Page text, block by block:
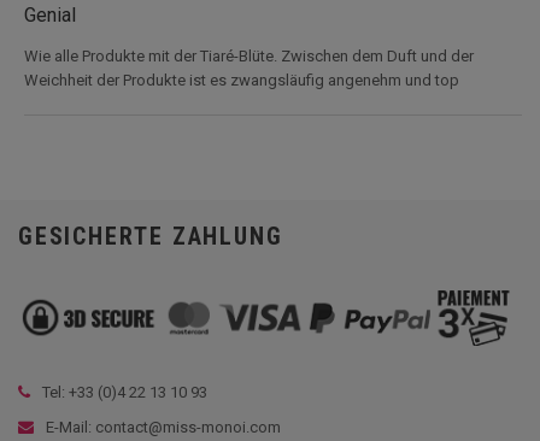
Genial
Wie alle Produkte mit der Tiaré-Blüte. Zwischen dem Duft und der
Weichheit der Produkte ist es zwangsläufig angenehm und top
GESICHERTE ZAHLUNG
Tel: +33 (0)4 22 13 10 93
E-Mail: contact@miss-monoi.com